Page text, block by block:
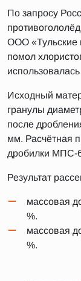
По запросу
ООО «Тульские
помол
Исходный
гранулы
после
мм. Расчётная
дробилки МПС-
Результат
массовая
%.
массовая
%.